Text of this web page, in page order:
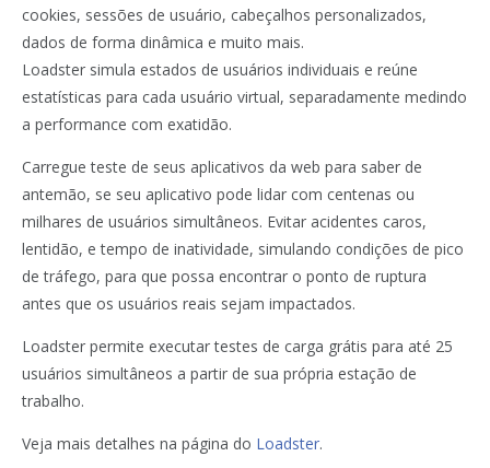
cookies, sessões de usuário, cabeçalhos personalizados,
dados de forma dinâmica e muito mais.
Loadster simula estados de usuários individuais e reúne
estatísticas para cada usuário virtual, separadamente medindo
a performance com exatidão.
Carregue teste de seus aplicativos da web para saber de
antemão, se seu aplicativo pode lidar com centenas ou
milhares de usuários simultâneos. Evitar acidentes caros,
lentidão, e tempo de inatividade, simulando condições de pico
de tráfego, para que possa encontrar o ponto de ruptura
antes que os usuários reais sejam impactados.
Loadster permite executar testes de carga grátis para até 25
usuários simultâneos a partir de sua própria estação de
trabalho.
Veja mais detalhes na página do Loadster.